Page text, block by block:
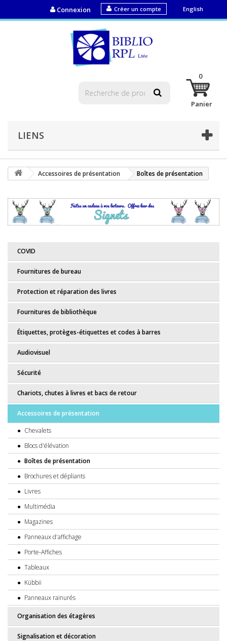
English
Créer un compte
Connexion
0
Panier
LIENS
Accessoires de présentation Boîtes de présentation
COVID
Fournitures de bureau
Protection et réparation des livres
Fournitures de bibliothèque
Étiquettes, protèges-étiquettes et codes à barres
Audiovisuel
Sécurité
Chariots, chutes à livres et bacs de retour
Accessoires de présentation
Chevalets
Blocs d'élévation
Boîtes de présentation
Brochures et dépliants
Livres
Multimédia
Magazines
Panneaux d'affichage
Porte-Affiches
Tableaux
Kübbii
Panneaux rainurés
Organisation des étagères
Signalisation et décoration